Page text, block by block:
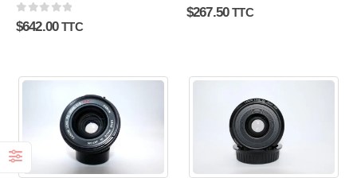
0sur 5
$642.00 TTC
0sur 5
$267.50 TTC